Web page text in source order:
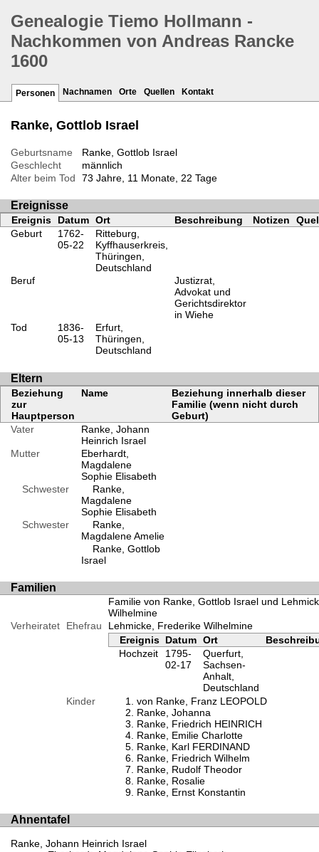
Genealogie Tiemo Hollmann -
Nachkommen von Andreas Rancke
1600
Personen Nachnamen Orte Quellen Kontakt
Ranke, Gottlob Israel
Geburtsname
Ranke, Gottlob Israel
Geschlecht
männlich
Alter beim Tod
73 Jahre, 11 Monate, 22 Tage
Ereignisse
Ereignis Datum Ort Beschreibung Notizen
Geburt
1762-
05-22
Ritteburg,
Kyffhauserkreis,
Thüringen,
Deutschland
Beruf
Justizrat,
Advokat und
Gerichtsdirektor
in Wiehe
Tod
1836-
05-13
Erfurt,
Thüringen,
Deutschland
Eltern
Beziehung
zur
Hauptperson
Name
Beziehung innerhalb dieser
Familie (wenn nicht durch
Geburt)
Vater
Ranke, Johann
Heinrich Israel
Mutter
Eberhardt,
Magdalene
Sophie Elisabeth
Schwester
Ranke,
Magdalene
Sophie Elisabeth
Schwester
Ranke,
Magdalene Amelie
Ranke, Gottlob
Israel
Familien
Familie von Ranke, Gottlob Israel und
Wilhelmine
Verheiratet
Ehefrau
Lehmicke, Frederike Wilhelmine
Ereignis Datum Ort
Hochzeit
1795-
02-17
Querfurt,
Sachsen-
Anhalt,
Deutschland
Kinder
von Ranke, Franz LEOPOLD
Ranke, Johanna
Ranke, Friedrich HEINRICH
Ranke, Emilie Charlotte
Ranke, Karl FERDINAND
Ranke, Friedrich Wilhelm
Ranke, Rudolf Theodor
Ranke, Rosalie
Ranke, Ernst Konstantin
Ahnentafel
Ranke, Johann Heinrich Israel